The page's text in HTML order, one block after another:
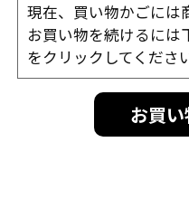
現在、買い物かごには
お買い物を続けるには
をクリックしてくださ
お買